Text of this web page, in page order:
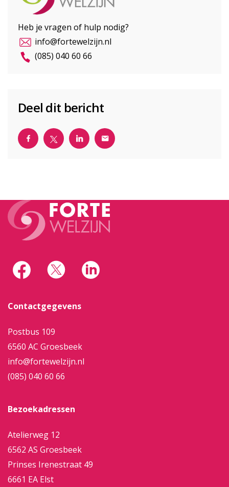
Heb je vragen of hulp nodig?
info@fortewelzijn.nl
(085) 040 60 66
Deel dit bericht
Contactgegevens
Postbus 109
6560 AC Groesbeek
info@fortewelzijn.nl
(085) 040 60 66
Bezoekadressen
Atelierweg 12
6562 AS Groesbeek
Prinses Irenestraat 49
6661 EA Elst